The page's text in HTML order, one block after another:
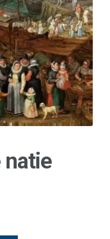
natie